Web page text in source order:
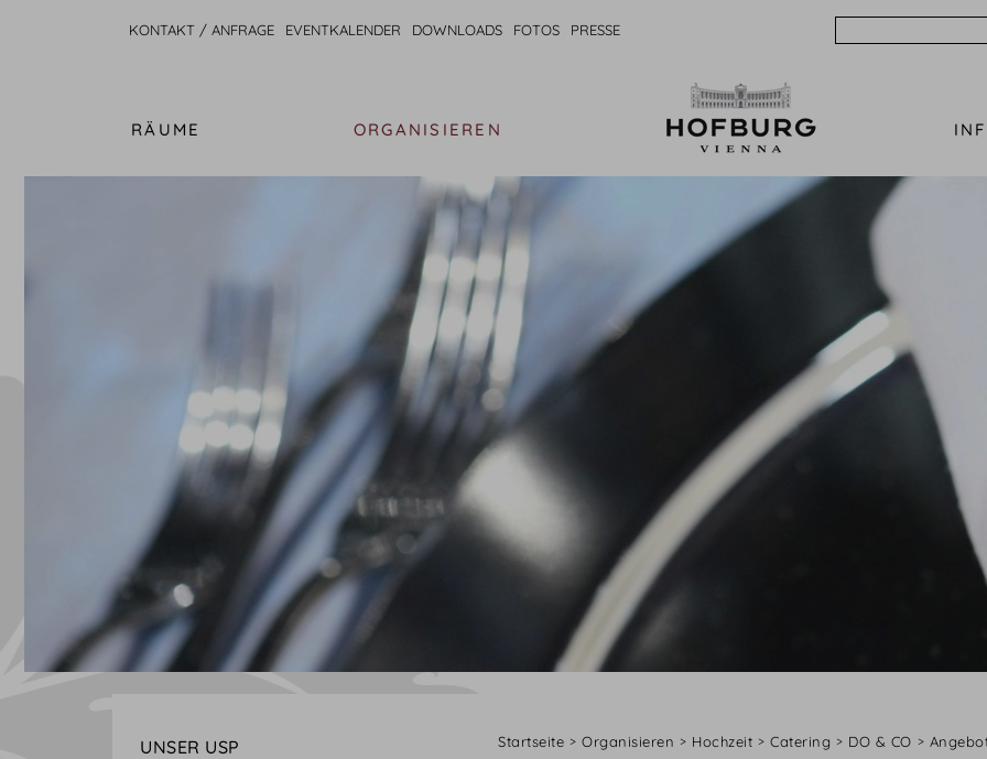
KONTAKT / ANFRAGE EVENTKALENDER DOWNLOADS FOTOS PRESSE
RÄUME ORGANISIEREN
UNSER USP Startseite Organisieren Hochzeit Catering DO & CO